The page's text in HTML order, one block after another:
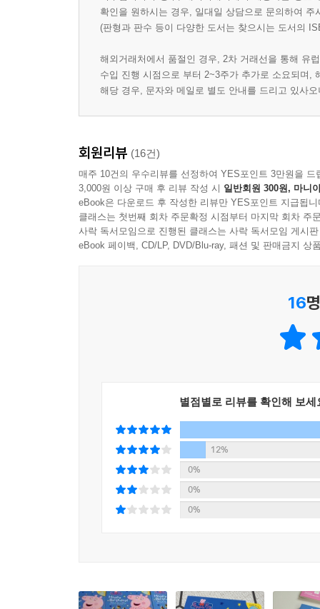
확인을 원하시는 경우, 일대일 상담으로 문의하여 주
(판형과 판수 등이 다양한 도서는 찾으시는 도서의
해외거래처에서 품절인 경우, 2차 거래선을 통해 유
수입 진행 시점으로 부터 2~3주가 추가로 소요되며,
해당 경우, 문자와 메일로 별도 안내를 드리고 있사
회원리뷰 (16건)
매주 10건의 우수리뷰를 선정하여 YES포인트 3만원을 드
3,000원 이상 구매 후 리뷰 작성 시 일반회원 300원, 마니
eBook은 다운로드 후 작성한 리뷰만 YES포인트 지급됩니
클래스는 첫번째 회차 주문확정 시점부터 마지막 회차 주
사락 독서모임으로 진행된 클래스는 사락 독서모임 게시
eBook 페이백, CD/LP, DVD/Blu-ray, 패션 및 판매금지 상
16
별점별로 리뷰를 확인해 보세
12%
0%
0%
0%